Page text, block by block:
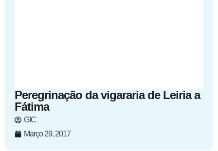
Peregrinação da vigararia de Leiria a
Fátima
GIC
Março 29, 2017